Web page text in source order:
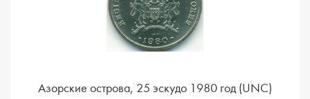
Азорские острова, 25 эскудо 1980 год (UNC)